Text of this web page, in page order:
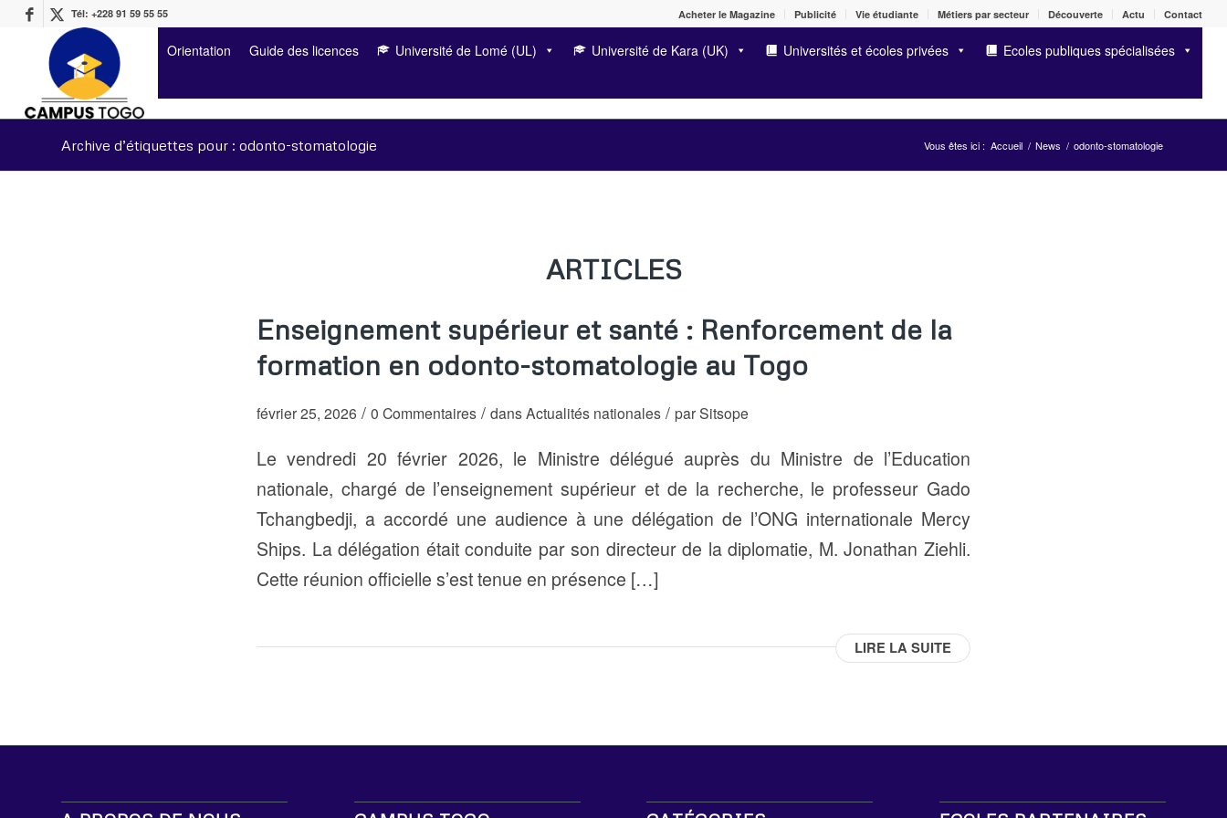
Acheter le Magazine Publicité Vie étudiante Métiers par secteur Découverte Actu Contact
Tél: +228 91 59 55 55
Orientation Guide des licences Université de Lomé (UL) Université de Kara (UK) Universités et écoles privées Ecoles publiques spécialisées
Archive d’étiquettes pour : odonto-stomatologie Vous êtes ici : Accueil / News / odonto-stomatologie
ARTICLES
Enseignement supérieur et santé : Renforcement de la
formation en odonto-stomatologie au Togo
février 25, 2026 / 0 Commentaires / dansActualités nationales / parSitsope
Le vendredi 20 février 2026, le Ministre délégué auprès du Ministre de l’Education
nationale, chargé de l’enseignement supérieur et de la recherche, le professeur Gado
Tchangbedji, a accordé une audience à une délégation de l’ONG internationale Mercy
Ships. La délégation était conduite par son directeur de la diplomatie, M. Jonathan Ziehli.
Cette réunion officielle s’est tenue en présence […]
LIRE LA SUITE